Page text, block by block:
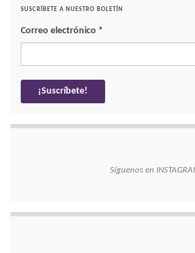
SUSCRÍBETE A NUESTRO BOLETÍN
Correo electrónico *
Síguenos en